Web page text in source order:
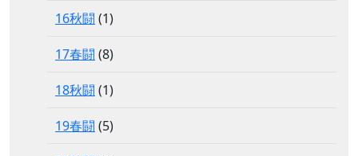
16秋闘 (1)
17春闘 (8)
18秋闘 (1)
19春闘 (5)